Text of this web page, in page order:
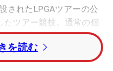
されたLPGAツアーの公
たツアー競技。通常の個
う特別フォーマットとし
を読む